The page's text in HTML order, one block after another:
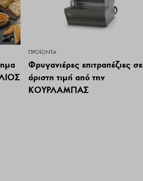
ΠΡΟΪΌΝΤΑ
Φρυγανιέρες επιτραπέζιες σε
άριστη τιμή από την
ΚΟΥΡΛΑΜΠΑΣ